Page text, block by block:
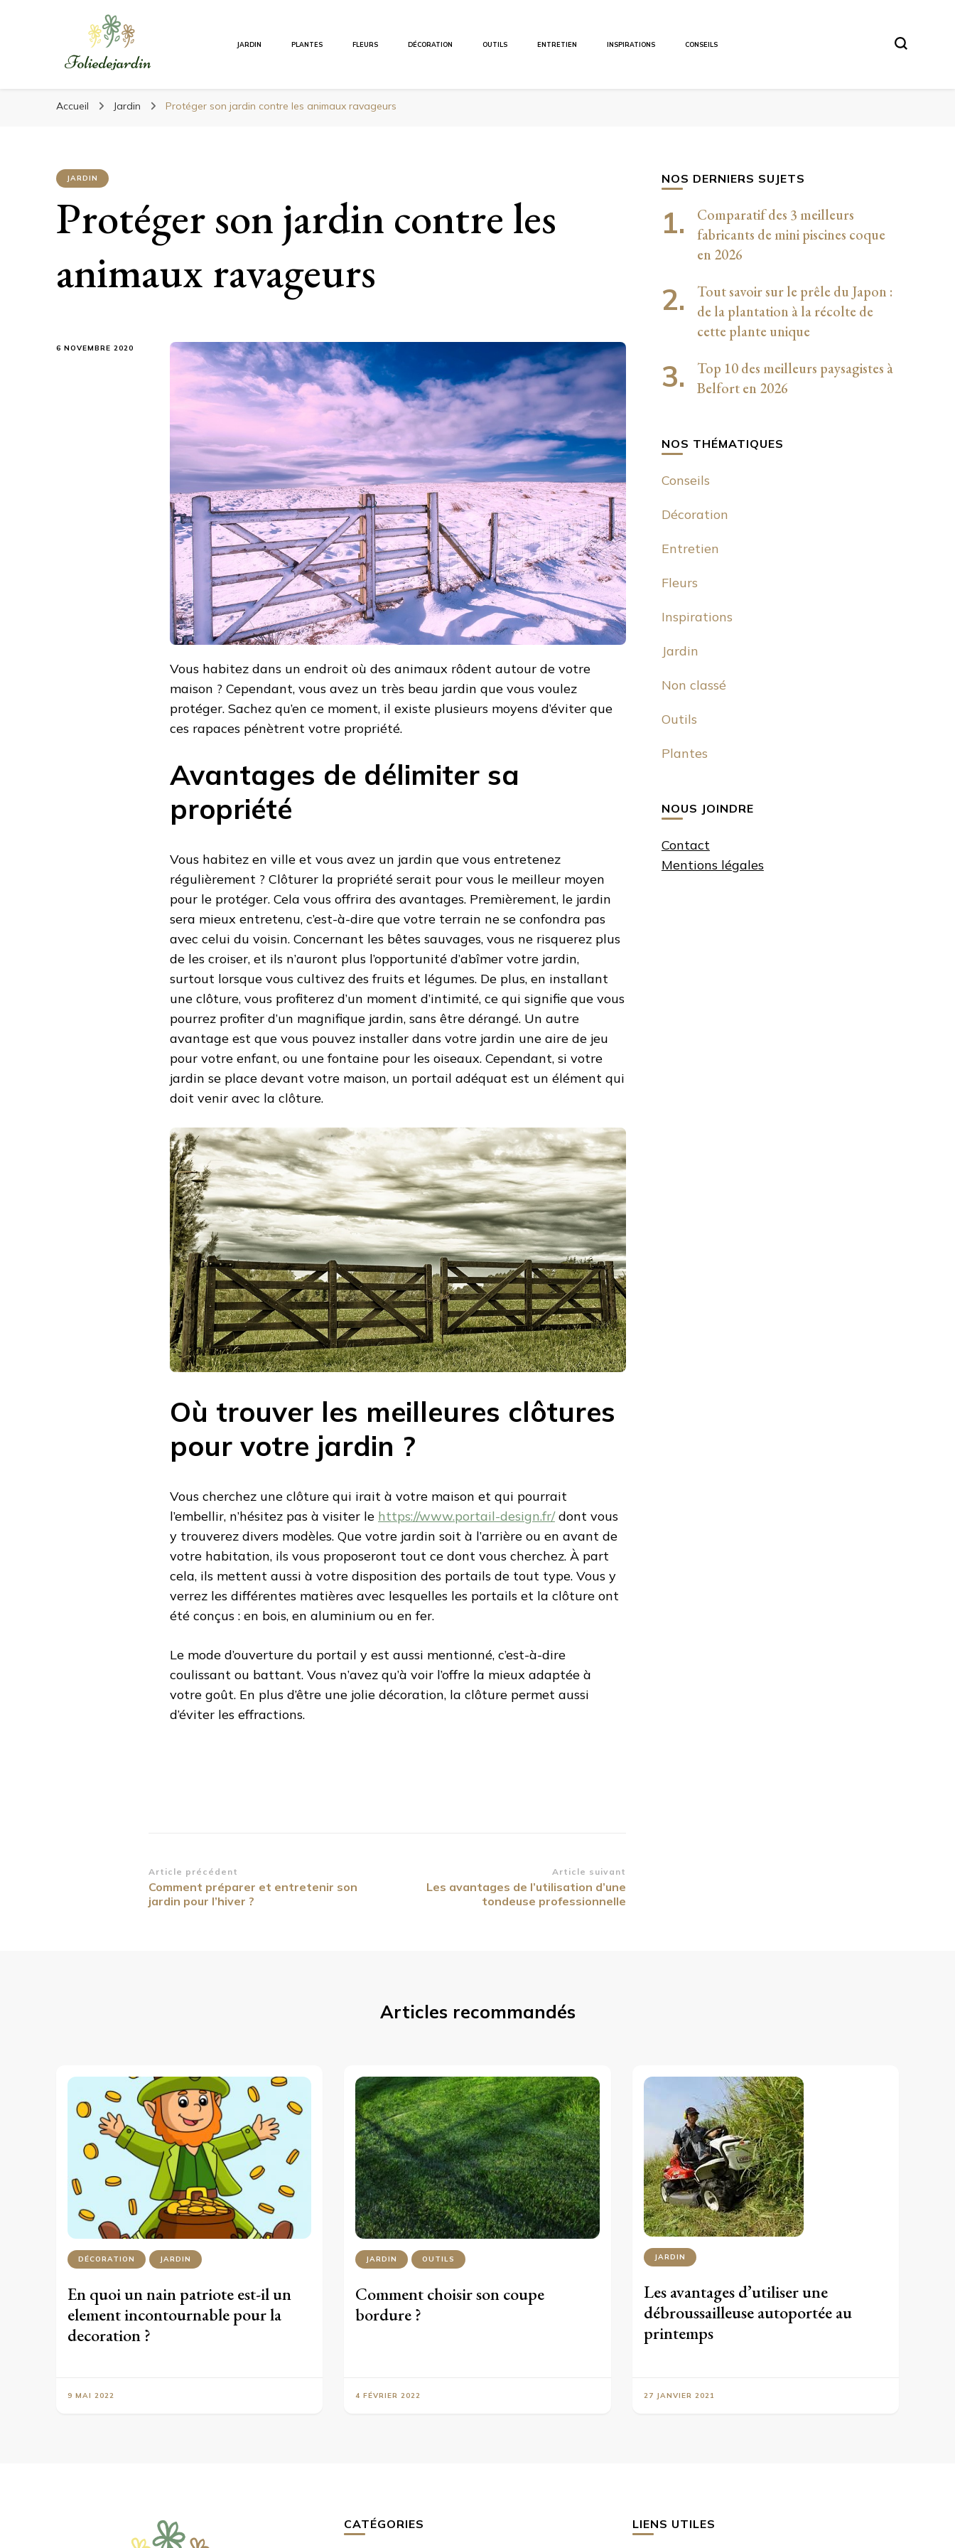
Foliedejardin
Foliedejardin
JARDIN PLANTES FLEURS DÉCORATION OUTILS ENTRETIEN INSPIRATIONS CONSEILS
Accueil Jardin Protéger son jardin contre les animaux ravageurs
JARDIN
Protéger son jardin contre les
animaux ravageurs
6 NOVEMBRE 2020
Vous habitez dans un endroit où des animaux rôdent autour de votre
maison ? Cependant, vous avez un très beau jardin que vous voulez
protéger. Sachez qu’en ce moment, il existe plusieurs moyens d’éviter que
ces rapaces pénètrent votre propriété.
Avantages de délimiter sa
propriété
Vous habitez en ville et vous avez un jardin que vous entretenez
régulièrement ? Clôturer la propriété serait pour vous le meilleur moyen
pour le protéger. Cela vous offrira des avantages. Premièrement, le jardin
sera mieux entretenu, c’est-à-dire que votre terrain ne se confondra pas
avec celui du voisin. Concernant les bêtes sauvages, vous ne risquerez plus
de les croiser, et ils n’auront plus l’opportunité d’abîmer votre jardin,
surtout lorsque vous cultivez des fruits et légumes. De plus, en installant
une clôture, vous profiterez d’un moment d’intimité, ce qui signifie que vous
pourrez profiter d’un magnifique jardin, sans être dérangé. Un autre
avantage est que vous pouvez installer dans votre jardin une aire de jeu
pour votre enfant, ou une fontaine pour les oiseaux. Cependant, si votre
jardin se place devant votre maison, un portail adéquat est un élément qui
doit venir avec la clôture.
Où trouver les meilleures clôtures
pour votre jardin ?
Vous cherchez une clôture qui irait à votre maison et qui pourrait
l’embellir, n’hésitez pas à visiter le https://www.portail-design.fr/dont vous
y trouverez divers modèles. Que votre jardin soit à l’arrière ou en avant de
votre habitation, ils vous proposeront tout ce dont vous cherchez. À part
cela, ils mettent aussi à votre disposition des portails de tout type. Vous y
verrez les différentes matières avec lesquelles les portails et la clôture ont
été conçus : en bois, en aluminium ou en fer.
Le mode d’ouverture du portail y est aussi mentionné, c’est-à-dire
coulissant ou battant. Vous n’avez qu’à voir l’offre la mieux adaptée à
votre goût. En plus d’être une jolie décoration, la clôture permet aussi
d’éviter les effractions.
Navigation
d’article
Article précédent
Comment préparer et entretenir son
jardin pour l’hiver ?
Article suivant
Les avantages de l’utilisation d’une
tondeuse professionnelle
NOS DERNIERS SUJETS
Comparatif des 3 meilleurs
fabricants de mini piscines coque
en 2026
Tout savoir sur le prêle du Japon :
de la plantation à la récolte de
cette plante unique
Top 10 des meilleurs paysagistes à
Belfort en 2026
NOS THÉMATIQUES
Conseils
Décoration
Entretien
Fleurs
Inspirations
Jardin
Non classé
Outils
Plantes
NOUS JOINDRE
Contact
Mentions légales
Articles recommandés
DÉCORATION JARDIN
En quoi un nain patriote est-il un
element incontournable pour la
decoration ?
9 MAI 2022
JARDIN OUTILS
Comment choisir son coupe
bordure ?
4 FÉVRIER 2022
JARDIN
Les avantages d’utiliser une
débroussailleuse autoportée au
printemps
27 JANVIER 2021
CATÉGORIES LIENS UTILES